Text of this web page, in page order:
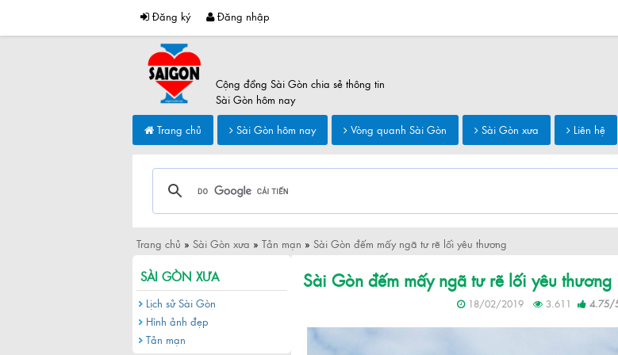
Đăng ký Đăng nhập
Cộng đồng Sài Gòn chia sẻ thông tin
Sài Gòn hôm nay
Trang chủ
Sài Gòn hôm nay Vòng quanh Sài Gòn Sài Gòn xưa Liên hệ
Trang chủ » Sài Gòn xưa » Tản mạn » Sài Gòn đếm mấy ngã tư rẽ lối yêu thương
Sài Gòn đếm mấy ngã tư rẽ lối yêu thương
18/02/2019 3.611 4.75/
SÀI GÒN XƯA
Lịch sử Sài Gòn
Hình ảnh đẹp
Tản mạn